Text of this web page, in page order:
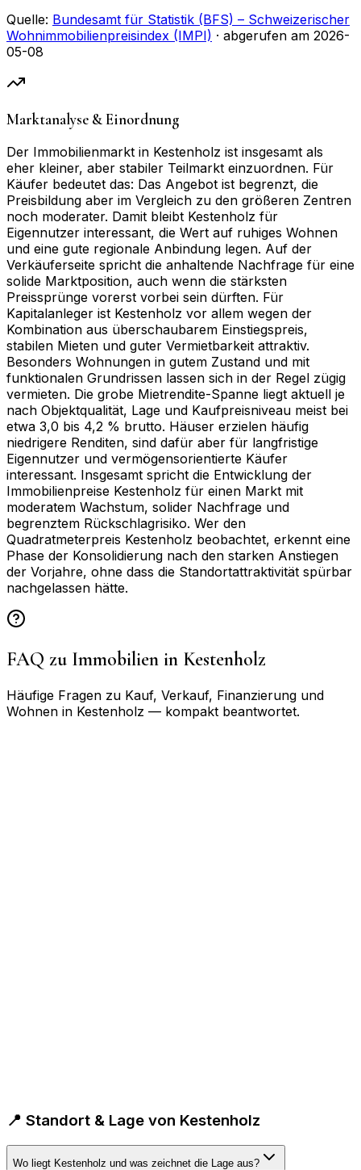
Quelle: Bundesamt für Statistik (BFS) – Schweizerischer
Wohnimmobilienpreisindex (IMPI) · abgerufen am 2026-
05-08
Marktanalyse & Einordnung
Der Immobilienmarkt in Kestenholz ist insgesamt als
eher kleiner, aber stabiler Teilmarkt einzuordnen. Für
Käufer bedeutet das: Das Angebot ist begrenzt, die
Preisbildung aber im Vergleich zu den größeren Zentren
noch moderater. Damit bleibt Kestenholz für
Eigennutzer interessant, die Wert auf ruhiges Wohnen
und eine gute regionale Anbindung legen. Auf der
Verkäuferseite spricht die anhaltende Nachfrage für eine
solide Marktposition, auch wenn die stärksten
Preissprünge vorerst vorbei sein dürften. Für
Kapitalanleger ist Kestenholz vor allem wegen der
Kombination aus überschaubarem Einstiegspreis,
stabilen Mieten und guter Vermietbarkeit attraktiv.
Besonders Wohnungen in gutem Zustand und mit
funktionalen Grundrissen lassen sich in der Regel zügig
vermieten. Die grobe Mietrendite-Spanne liegt aktuell je
nach Objektqualität, Lage und Kaufpreisniveau meist bei
etwa 3,0 bis 4,2 % brutto. Häuser erzielen häufig
niedrigere Renditen, sind dafür aber für langfristige
Eigennutzer und vermögensorientierte Käufer
interessant. Insgesamt spricht die Entwicklung der
Immobilienpreise Kestenholz für einen Markt mit
moderatem Wachstum, solider Nachfrage und
begrenztem Rückschlagrisiko. Wer den
Quadratmeterpreis Kestenholz beobachtet, erkennt eine
Phase der Konsolidierung nach den starken Anstiegen
der Vorjahre, ohne dass die Standortattraktivität spürbar
nachgelassen hätte.
FAQ zu Immobilien in Kestenholz
Häufige Fragen zu Kauf, Verkauf, Finanzierung und
Wohnen in Kestenholz — kompakt beantwortet.
📍 Standort & Lage von Kestenholz
Wo liegt Kestenholz und was zeichnet die Lage aus?